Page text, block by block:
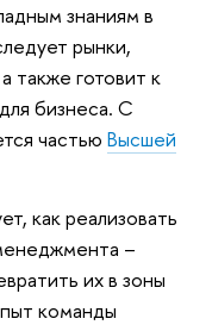
знаниям в
рынки,
также готовит к
бизнеса. С
частью Высшей
как реализовать
–
их в зоны
команды